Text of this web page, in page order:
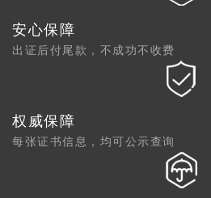
安心保障
出证后付尾款，不成功不收费
权威保障
每张证书信息，均可公示查询